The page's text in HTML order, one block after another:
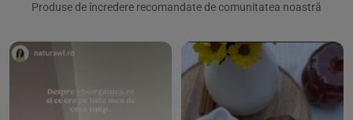
Produse de încredere recomandate de comunitatea noastră